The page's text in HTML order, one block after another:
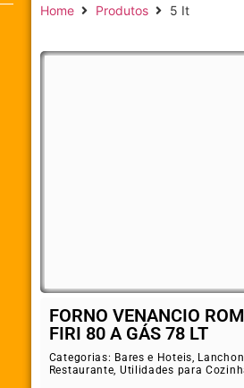
Home Produtos 5 It
FORNO VENANCIO
FIRI 80 A GÁS 78 LT
Categorias: Bares e Hoteis,
Restaurante, Utilidades para